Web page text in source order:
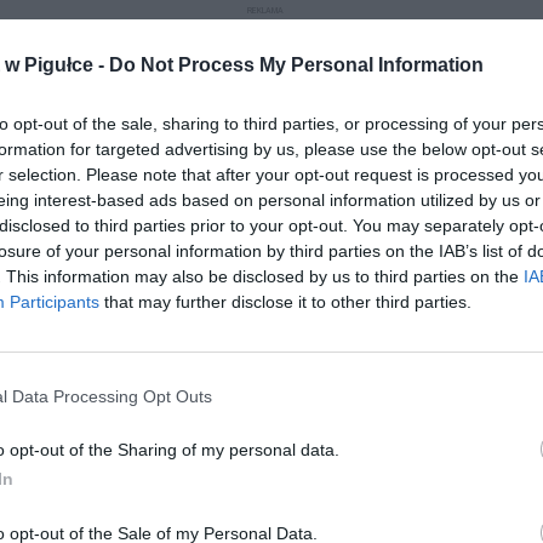
Pigułce - Do Not Process My Personal Information
opt-out of the sale, sharing to third parties, or processing of your
for targeted advertising by us, please use the below opt-out
selection. Please note that after your opt-out request is processed
interest-based ads based on personal information utilized by us
to third parties prior to your opt-out. You may separately
of your personal information by third parties on the IAB’s list of
This information may also be disclosed by us to third parties on the
Participants that may further disclose it to other third parties.
Data Processing Opt Outs
opt-out of the Sharing of my personal data.
opt-out of the Sale of my Personal Data.
Play
nas do preferowanych źródeł w Google